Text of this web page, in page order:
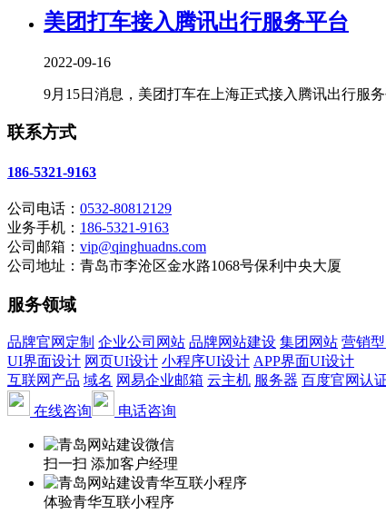
美团打车接入腾讯出行服务平台
2022-09-16
9月15日消息，美团打车在上海正式接入腾讯出行服
联系方式
186-5321-9163
公司电话： 0532-80812129
业务手机： 186-5321-9163
公司邮箱： vip@qinghuadns.com
公司地址：青岛市李沧区金水路1068号保利中央大厦
服务领域
品牌官网定制 企业公司网站 品牌网站建设 集团网站 营销
UI界面设计 网页UI设计 小程序UI设计 APP界面UI设计
互联网产品 域名 网易企业邮箱 云主机 服务器 百度官网认
在线咨询
电话咨询
扫一扫 添加客户经理
体验青华互联小程序